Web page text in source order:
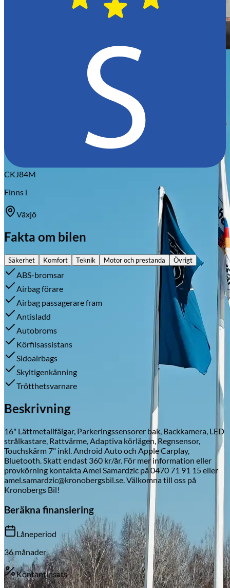
Skadeverkstad
CKJ84M
Finns i
Växjö
Fakta om bilen
Säkerhet Komfort Teknik Motor och prestanda Övrigt
ABS-bromsar
Airbag förare
Airbag passagerare fram
Antisladd
Autobroms
Körfilsassistans
Sidoairbags
Skyltigenkänning
Trötthetsvarnare
Beskrivning
16" Lättmetallfälgar, Parkeringssensorer bak, Backkamera, LED
strålkastare, Rattvärme, Adaptiva körlägen, Regnsensor,
Touchskärm 7" inkl. Android Auto och Apple Carplay,
Bluetooth. Skatt endast 360 kr/år. För mer information eller
provkörning kontakta Amel Samardzic på 0470 71 91 15 eller
amel.samardzic@kronobergsbil.se. Välkomna till oss på
Kronobergs Bil!
Beräkna finansiering
Låneperiod
36månader
Kontantinsats